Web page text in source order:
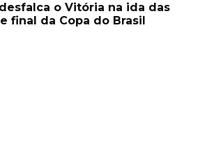
o Vitória na ida das
final da Copa do Brasil